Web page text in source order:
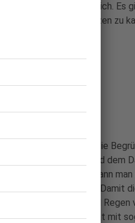
sowie online erhältlich. Es
inklusive Pflanzen zu
den Zweck, dass die
zwischen Substrat und dem
Gegebenenfalls kann
Umgebung aufbringen. Damit
versorgt werden und
dem Pflanzsubstrat mit